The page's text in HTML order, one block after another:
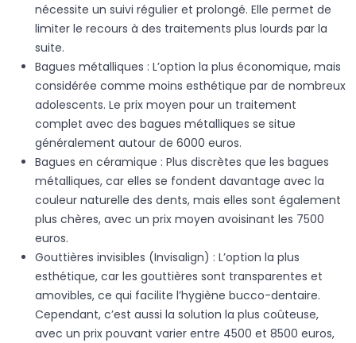
nécessite un suivi régulier et prolongé. Elle permet de
limiter le recours à des traitements plus lourds par la
suite.
Bagues métalliques : L’option la plus économique, mais
considérée comme moins esthétique par de nombreux
adolescents. Le prix moyen pour un traitement
complet avec des bagues métalliques se situe
généralement autour de 6000 euros.
Bagues en céramique : Plus discrètes que les bagues
métalliques, car elles se fondent davantage avec la
couleur naturelle des dents, mais elles sont également
plus chères, avec un prix moyen avoisinant les 7500
euros.
Gouttières invisibles (Invisalign) : L’option la plus
esthétique, car les gouttières sont transparentes et
amovibles, ce qui facilite l’hygiène bucco-dentaire.
Cependant, c’est aussi la solution la plus coûteuse,
avec un prix pouvant varier entre 4500 et 8500 euros,